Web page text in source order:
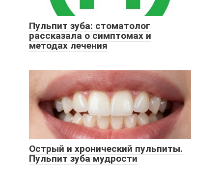
Пульпит зуба: стоматолог
рассказала о симптомах и
методах лечения
Острый и хронический пульпиты.
Пульпит зуба мудрости